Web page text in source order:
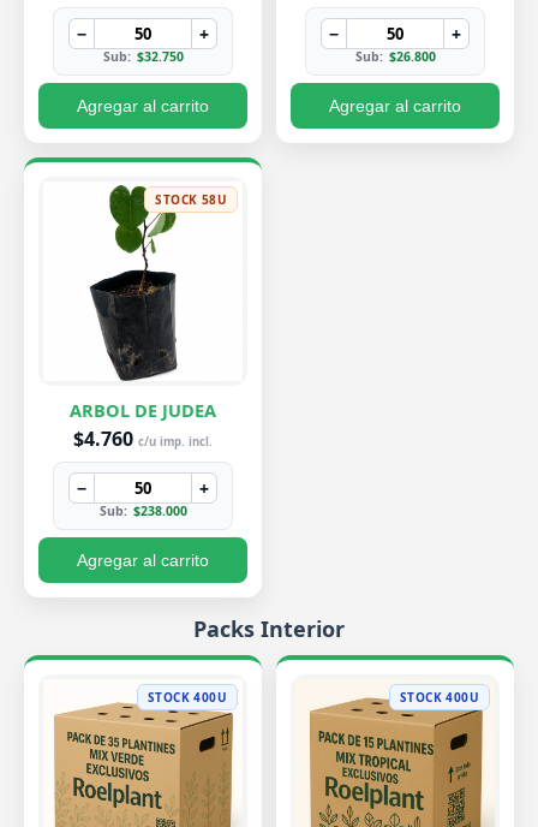
− +
Sub: $32.750
Agregar al carrito
− +
Sub: $26.800
Agregar al carrito
STOCK 58U
ARBOL DE JUDEA
$4.760 c/u imp. incl.
− +
Sub: $238.000
Agregar al carrito
Packs Interior
STOCK 400U STOCK 400U